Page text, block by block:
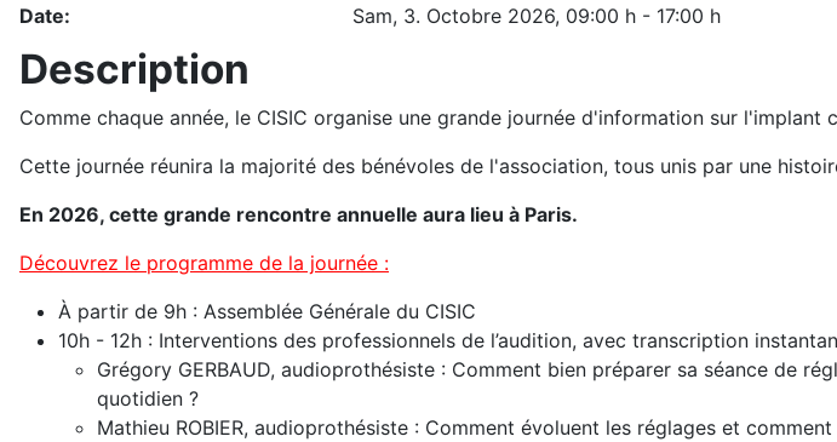
Date: Sam, 3. Octobre 2026, 09:00 h - 17:00 h
Description
Comme chaque année, le CISIC organise une grande journée d'information sur
Cette journée réunira la majorité des bénévoles de l'association, tous unis par une
En 2026, cette grande rencontre annuelle aura lieu à Paris.
Découvrez le programme de la journée :
À partir de 9h : Assemblée Générale du CISIC
10h - 12h : Interventions des professionnels de l’audition, avec transcription
Grégory GERBAUD, audioprothésiste : Comment bien préparer sa séance de
quotidien ?
Mathieu ROBIER, audioprothésiste : Comment évoluent les réglages et